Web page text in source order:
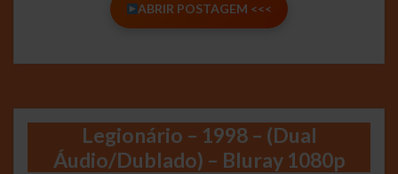
ABRIR POSTAGEM <<<
Legionário – 1998 – (Dual
Áudio/Dublado) – Bluray 1080p